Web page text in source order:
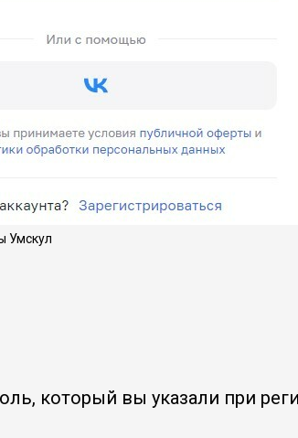
Умскул
который вы указали при